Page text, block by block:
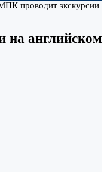
проводит экскурсии
на английском